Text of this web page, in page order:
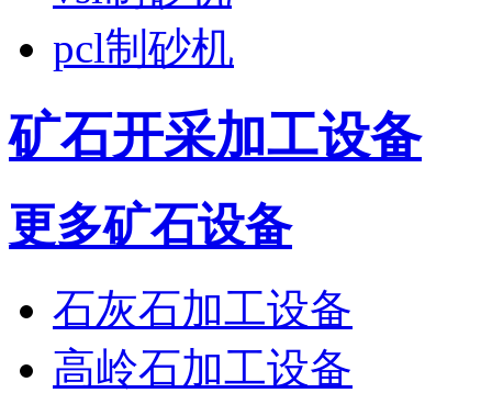
pcl制砂机
矿石开采加工设备
更多矿石设备
石灰石加工设备
高岭石加工设备